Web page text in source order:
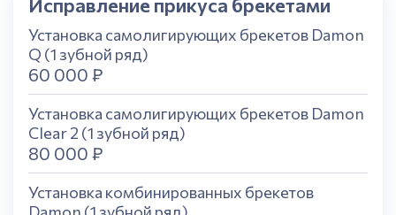
Исправление прикуса брекетами
Установка самолигирующих брекетов Damon
Q (1 зубной ряд)
60 000 ₽
Установка самолигирующих брекетов Damon
Clear 2 (1 зубной ряд)
80 000 ₽
Установка комбинированных брекетов